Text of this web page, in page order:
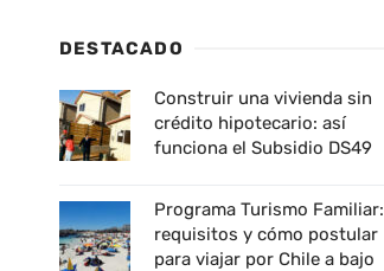
DESTACADO
Construir una vivienda sin
crédito hipotecario: así
funciona el Subsidio DS49
Programa Turismo Familiar:
requisitos y cómo postular
para viajar por Chile a bajo